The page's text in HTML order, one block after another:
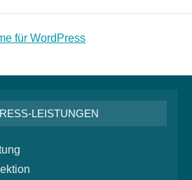
LEISTUNGEN